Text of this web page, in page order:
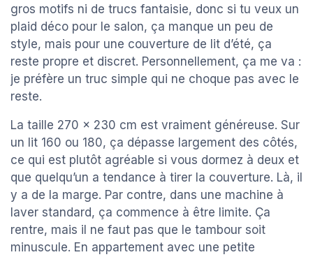
gros motifs ni de trucs fantaisie, donc si tu veux un
plaid déco pour le salon, ça manque un peu de
style, mais pour une couverture de lit d’été, ça
reste propre et discret. Personnellement, ça me va :
je préfère un truc simple qui ne choque pas avec le
reste.
La taille 270 x 230 cm est vraiment généreuse. Sur
un lit 160 ou 180, ça dépasse largement des côtés,
ce qui est plutôt agréable si vous dormez à deux et
que quelqu’un a tendance à tirer la couverture. Là, il
y a de la marge. Par contre, dans une machine à
laver standard, ça commence à être limite. Ça
rentre, mais il ne faut pas que le tambour soit
minuscule. En appartement avec une petite